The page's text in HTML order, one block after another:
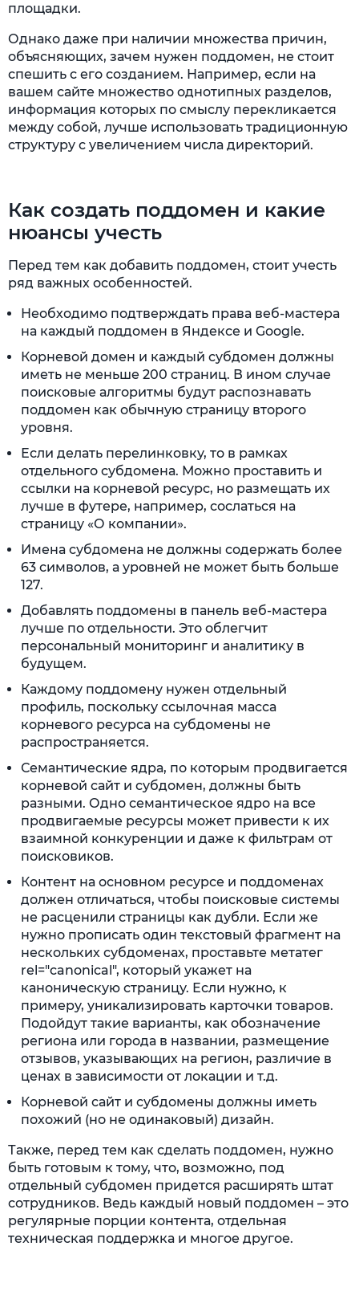
площадки.
Однако даже при наличии множества причин,
объясняющих, зачем нужен поддомен, не стоит
спешить с его созданием. Например, если на
вашем сайте множество однотипных разделов,
информация которых по смыслу перекликается
между собой, лучше использовать традиционную
структуру с увеличением числа директорий.
Как создать поддомен и какие
нюансы учесть
Перед тем как добавить поддомен, стоит учесть
ряд важных особенностей.
Необходимо подтверждать права веб-мастера
на каждый поддомен в Яндексе и Google.
Корневой домен и каждый субдомен должны
иметь не меньше 200 страниц. В ином случае
поисковые алгоритмы будут распознавать
поддомен как обычную страницу второго
уровня.
Если делать перелинковку, то в рамках
отдельного субдомена. Можно проставить и
ссылки на корневой ресурс, но размещать их
лучше в футере, например, сослаться на
страницу «О компании».
Имена субдомена не должны содержать более
63 символов, а уровней не может быть больше
127.
Добавлять поддомены в панель веб-мастера
лучше по отдельности. Это облегчит
персональный мониторинг и аналитику в
будущем.
Каждому поддомену нужен отдельный
профиль, поскольку ссылочная масса
корневого ресурса на субдомены не
распространяется.
Семантические ядра, по которым продвигается
корневой сайт и субдомен, должны быть
разными. Одно семантическое ядро на все
продвигаемые ресурсы может привести к их
взаимной конкуренции и даже к фильтрам от
поисковиков.
Контент на основном ресурсе и поддоменах
должен отличаться, чтобы поисковые системы
не расценили страницы как дубли. Если же
нужно прописать один текстовый фрагмент на
нескольких субдоменах, проставьте метатег
rel="canonical", который укажет на
каноническую страницу. Если нужно, к
примеру, уникализировать карточки товаров.
Подойдут такие варианты, как обозначение
региона или города в названии, размещение
отзывов, указывающих на регион, различие в
ценах в зависимости от локации и т.д.
Корневой сайт и субдомены должны иметь
похожий (но не одинаковый) дизайн.
Также, перед тем как сделать поддомен, нужно
быть готовым к тому, что, возможно, под
отдельный субдомен придется расширять штат
сотрудников. Ведь каждый новый поддомен – это
регулярные порции контента, отдельная
техническая поддержка и многое другое.